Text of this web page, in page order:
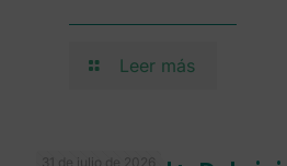
Leer más
31 de julio de 2026